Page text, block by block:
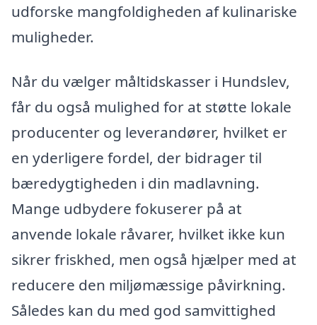
udforske mangfoldigheden af kulinariske
muligheder.
Når du vælger måltidskasser i Hundslev,
får du også mulighed for at støtte lokale
producenter og leverandører, hvilket er
en yderligere fordel, der bidrager til
bæredygtigheden i din madlavning.
Mange udbydere fokuserer på at
anvende lokale råvarer, hvilket ikke kun
sikrer friskhed, men også hjælper med at
reducere den miljømæssige påvirkning.
Således kan du med god samvittighed